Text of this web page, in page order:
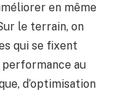
en même
le terrain, on
qui se fixent
au
d’optimisation